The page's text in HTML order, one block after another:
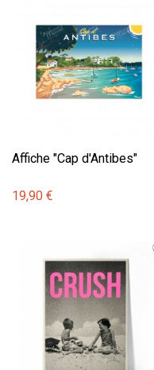
Affiche "Cap d'Antibes"
19,90 €